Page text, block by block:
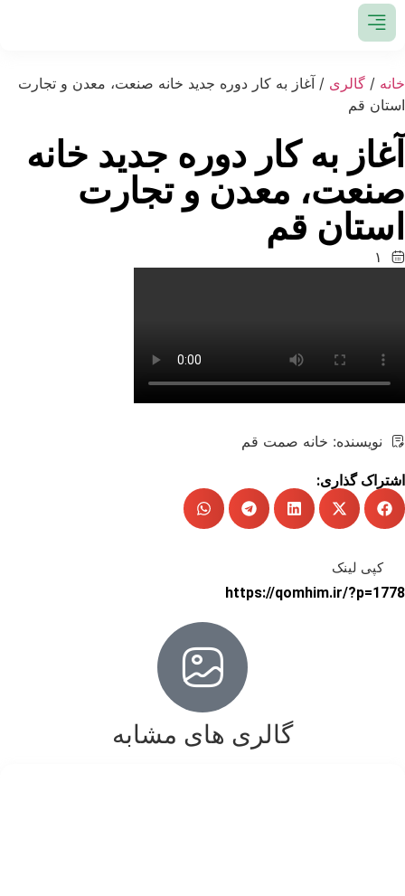
خانه / گالری / آغاز به کار دوره جدید خانه صنعت، معدن و تجارت
استان قم
آغاز به کار دوره جدید خانه
صنعت، معدن و تجارت
استان قم
۱
۱
۲
-
۱
نویسنده: خانه صمت قم
اشتراک گذاری:
کپی لینک
https://qomhim.ir/?p=1778
گالری های مشابه